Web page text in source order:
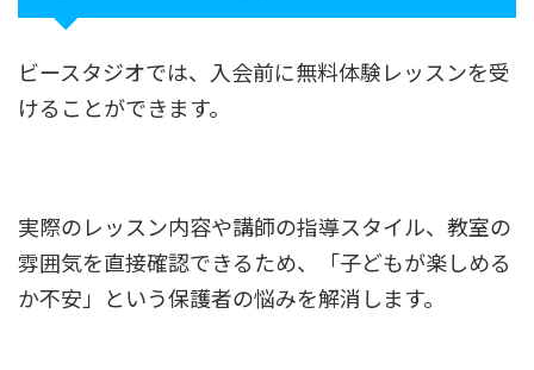
ビースタジオでは、入会前に無料体験レッスンを受
けることができます。
実際のレッスン内容や講師の指導スタイル、教室の
雰囲気を直接確認できるため、「子どもが楽しめる
か不安」という保護者の悩みを解消します。